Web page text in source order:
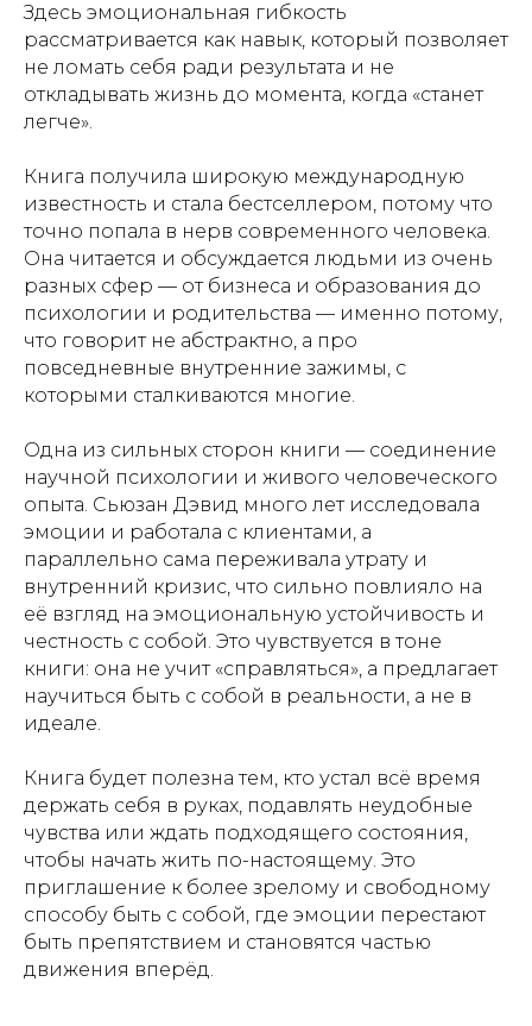
Здесь эмоциональная гибкость
рассматривается как навык, который позволяет
не ломать себя ради результата и не
откладывать жизнь до момента, когда «станет
легче».
Книга получила широкую международную
известность и стала бестселлером, потому что
точно попала в нерв современного человека.
Она читается и обсуждается людьми из очень
разных сфер — от бизнеса и образования до
психологии и родительства — именно потому,
что говорит не абстрактно, а про
повседневные внутренние зажимы, с
которыми сталкиваются многие.
Одна из сильных сторон книги — соединение
научной психологии и живого человеческого
опыта. Сьюзан Дэвид много лет исследовала
эмоции и работала с клиентами, а
параллельно сама переживала утрату и
внутренний кризис, что сильно повлияло на
её взгляд на эмоциональную устойчивость и
честность с собой. Это чувствуется в тоне
книги: она не учит «справляться», а предлагает
научиться быть с собой в реальности, а не в
идеале.
Книга будет полезна тем, кто устал всё время
держать себя в руках, подавлять неудобные
чувства или ждать подходящего состояния,
чтобы начать жить по-настоящему. Это
приглашение к более зрелому и свободному
способу быть с собой, где эмоции перестают
быть препятствием и становятся частью
движения вперёд.